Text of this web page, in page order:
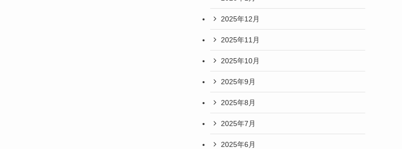
2025年12月
2025年11月
2025年10月
2025年9月
2025年8月
2025年7月
2025年6月